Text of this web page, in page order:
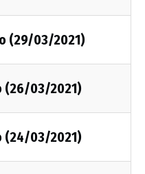
(29/03/2021)
(26/03/2021)
(24/03/2021)